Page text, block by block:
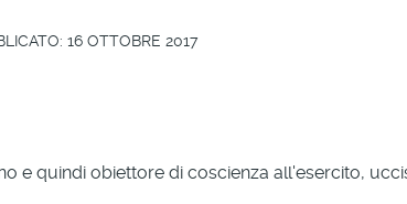
16 OTTOBRE 2017
e quindi obiettore di coscienza all'esercito,